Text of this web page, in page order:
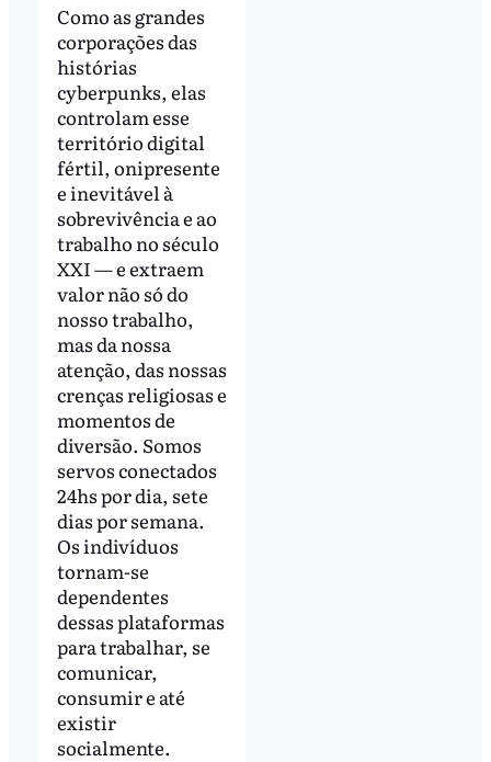
Como as grandes
corporações das
histórias
cyberpunks, elas
controlam esse
território digital
fértil, onipresente
e inevitável à
sobrevivência e ao
trabalho no século
XXI — e extraem
valor não só do
nosso trabalho,
mas da nossa
atenção, das nossas
crenças religiosas e
momentos de
diversão. Somos
servos conectados
24hs por dia, sete
dias por semana.
Os indivíduos
tornam-se
dependentes
dessas plataformas
para trabalhar, se
comunicar,
consumir e até
existir
socialmente.